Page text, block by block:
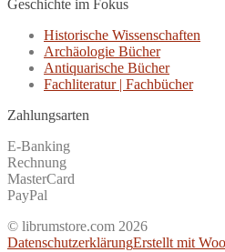
Geschichte im Fokus
Historische Wissenschaften
Archäologie Bücher
Antiquarische Bücher
Fachliteratur | Fachbücher
Zahlungsarten
E-Banking
Rechnung
MasterCard
PayPal
© librumstore.com 2026
DatenschutzerklärungErstellt mit